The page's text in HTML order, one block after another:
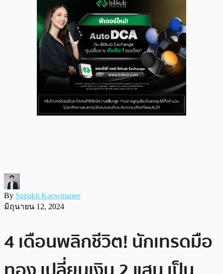
By Supakit Kaewmanee
มิถุนายน 12, 2024
4 เดือนพลิกชีวิต! นักเทรดมือ